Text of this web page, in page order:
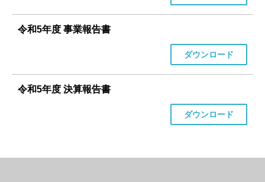
令和5年度 事業報告書
ダウンロード
令和5年度 決算報告書
ダウンロード